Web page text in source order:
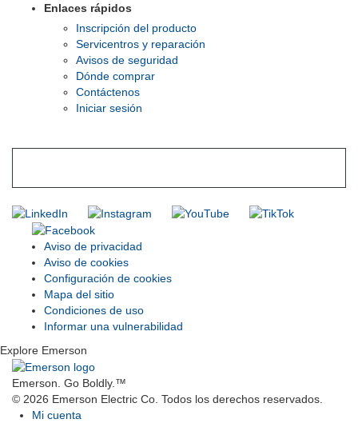
Enlaces rápidos
Inscripción del producto
Servicentros y reparación
Avisos de seguridad
Dónde comprar
Contáctenos
Iniciar sesión
Aviso de privacidad
Aviso de cookies
Configuración de cookies
Mapa del sitio
Condiciones de uso
Informar una vulnerabilidad
Explore Emerson
Emerson. Go Boldly. ™
© 2026 Emerson Electric Co. Todos los derechos reservados.
Mi cuenta